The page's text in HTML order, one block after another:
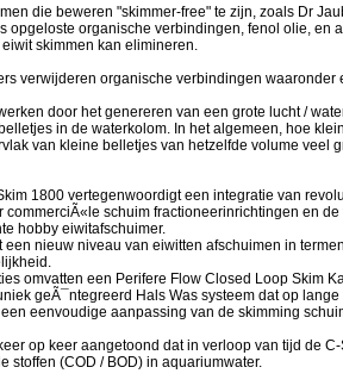
die beweren "skimmer-free" te zijn, zoals Dr
opgeloste organische verbindingen, fenol olie, en
skimmen kan elimineren.
verwijderen organische verbindingen
door het genereren van een grote lucht /
in de waterkolom. In het algemeen, hoe
van kleine belletjes van hetzelfde volume veel
1800 vertegenwoordigt een integratie van
commerciÃ«le schuim fractioneerinrichtingen en
hobby eiwitafschuimer.
een nieuw niveau van eiwitten afschuimen in
omvatten een Perifere Flow Closed Loop Skim
geÃ¯ntegreerd Hals Was systeem dat op
eenvoudige aanpassing van de skimming
op keer aangetoond dat in verloop van tijd de
stoffen (COD / BOD) in aquariumwater.